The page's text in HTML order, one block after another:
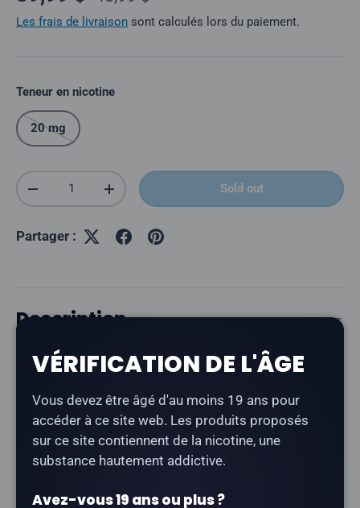
Les frais de livraison sont calculés lors du paiement.
Teneur en nicotine
20 mg
Quantité
Réduire la quantitéAugmenter la quantitéSold out
Partager :
Description
OXBAR Tri Fusion Sour 45K à la framboiseoffre un
Type de produit :Vape jetable rechargeable)
Nombre de bouffées :jusqu'à 45 000
Contenance en e-liquide :20 ml
Teneur en nicotine :20 mg/ml
VÉRIFICATION DE L'ÂGE
Vous devez être âgé d'au moins 19 ans pour
accéder à ce site web. Les produits proposés
sur ce site contiennent de la nicotine, une
substance hautement addictive.
Avez-vous 19 ans ou plus ?